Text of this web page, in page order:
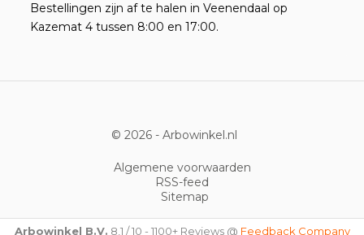
Bestellingen zijn af te halen in Veenendaal op
Kazemat 4 tussen 8:00 en 17:00.
© 2026 - Arbowinkel.nl
Algemene voorwaarden
RSS-feed
Sitemap
Arbowinkel B.V. 8,1 /10 - 1100+ Reviews @ Feedback Company